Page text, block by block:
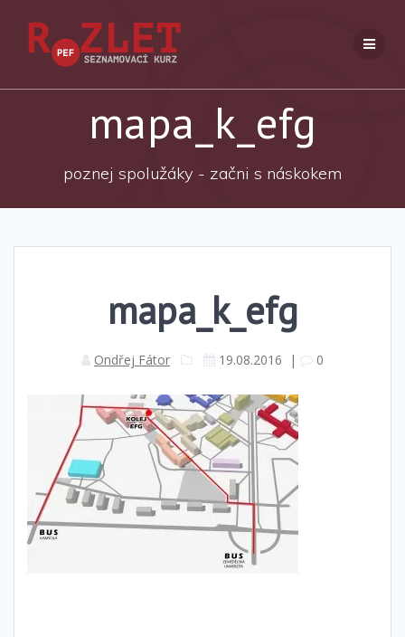
mapa_k_efg
poznej spolužáky - začni s náskokem
mapa_k_efg
Ondřej Fátor 19.08.2016 | 0